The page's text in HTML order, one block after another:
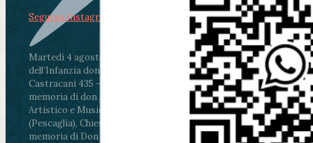
Martedì 4 agosto2026
ore 11:30 - Lucca, Scuola
dell’Infanzia don Aldo Mei - Viale Castruccio
Castracani 435 - Inaugurazione murales in
memoria di don Aldo Mei curato dal Liceo
Artistico e Musicale “Passaglia”
ore 18 - Fiano
(Pescaglia), Chiesa parrocchiale - Messa in
memoria di Don Aldo Mei celebrata da mons.
Segui su Instagram